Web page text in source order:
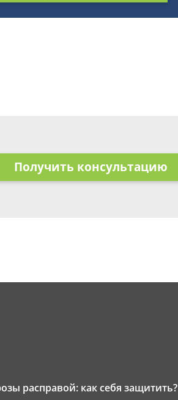
Получить консультацию
расправой: как себя защитить?